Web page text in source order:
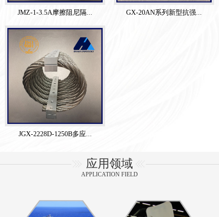
JMZ-1-3.5A摩擦阻尼隔... GX-20AN系列新型抗强...
JGX-2228D-1250B多应...
应用领域
APPLICATION FIELD